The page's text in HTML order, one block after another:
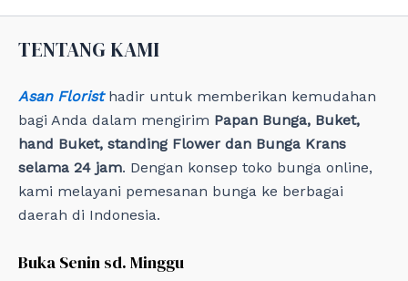
i
s
TENTANG KAMI
Asan Floristhadir untuk memberikan kemudahan
bagi Anda dalam mengirim Papan Bunga, Buket,
hand Buket, standing Flower dan Bunga Krans
selama 24 jam. Dengan konsep toko bunga online,
kami melayani pemesanan bunga ke berbagai
daerah di Indonesia.
Buka Senin sd. Minggu